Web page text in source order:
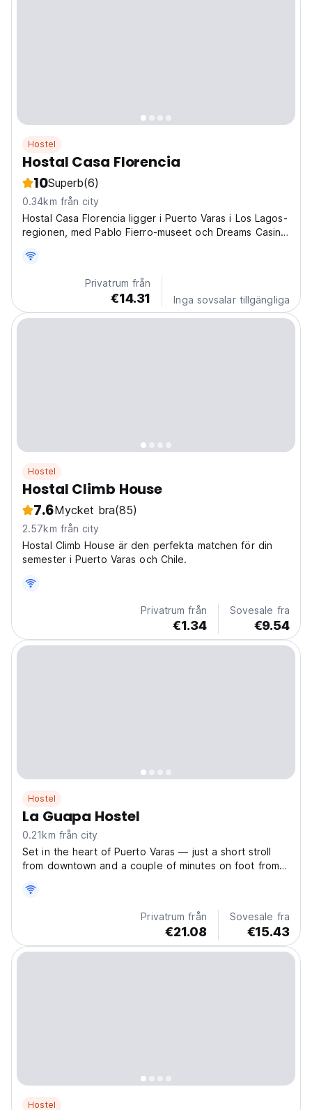
Hostel
Hostal Casa Florencia
10Superb(6)
0.34km från city
Hostal Casa Florencia ligger i Puerto Varas i Los Lagos-
regionen, med Pablo Fierro-museet och Dreams Casino
gratis privat parkering.
Privatrum från
€14.31 Inga sovsalar tillgängliga
Hostel
Hostal Climb House
7.6Mycket bra(85)
2.57km från city
Hostal Climb House är den perfekta matchen för din
semester i Puerto Varas och Chile.
Privatrum från
€1.34
Sovesale fra
€9.54
Hostel
La Guapa Hostel
0.21km från city
Set in the heart of Puerto Varas — just a short stroll
from downtown and a couple of minutes on foot from
inviting base for travellers seeking comfort, community
and convenience. Whether you prefer dorm beds...
Privatrum från
€21.08
Sovesale fra
€15.43
Hostel